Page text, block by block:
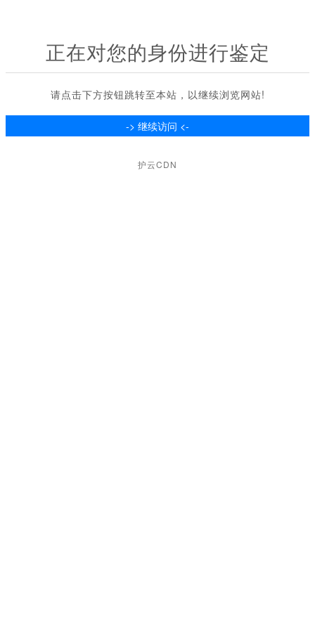
正在对您的身份进行鉴定
请点击下方按钮跳转至本站，以继续浏览网站!
护云CDN